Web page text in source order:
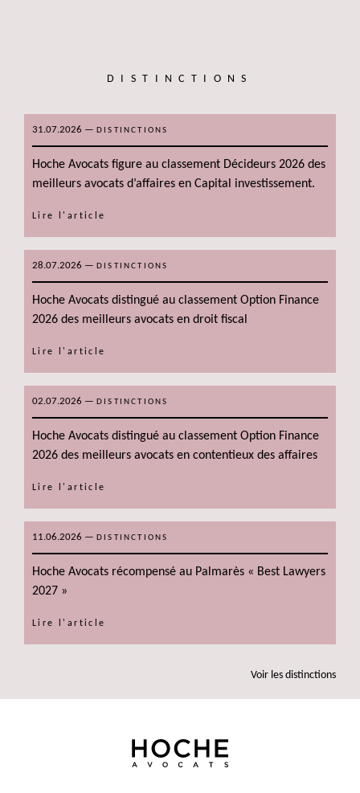
DISTINCTIONS
31.07.2026 — DISTINCTIONS
Hoche Avocats figure au classement Décideurs 2026 des
meilleurs avocats d’affaires en Capital investissement.
Lire l'article
28.07.2026 — DISTINCTIONS
Hoche Avocats distingué au classement Option Finance
2026 des meilleurs avocats en droit fiscal
Lire l'article
02.07.2026 — DISTINCTIONS
Hoche Avocats distingué au classement Option Finance
2026 des meilleurs avocats en contentieux des affaires
Lire l'article
11.06.2026 — DISTINCTIONS
Hoche Avocats récompensé au Palmarès « Best Lawyers
2027 »
Lire l'article
voir les distinctions